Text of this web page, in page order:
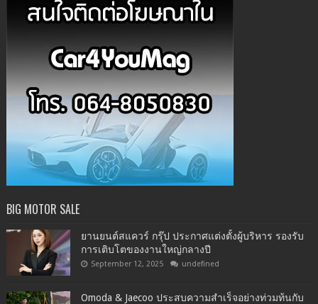
BIG MOTOR SALE
ยานยนต์สแควร์ กรุ๊ป ประกาศแต่งตั้งผู้บริหาร รองรับ
การเติบโตของงานใหญ่กลางปี
September 12, 2025 undefined
Omoda & Jaecoo ประสบความสำเร็จอย่างท่วมท้นกับ